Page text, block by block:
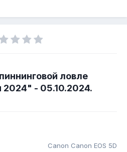
ловле
- 05.10.2024.
Canon Canon EOS 5D